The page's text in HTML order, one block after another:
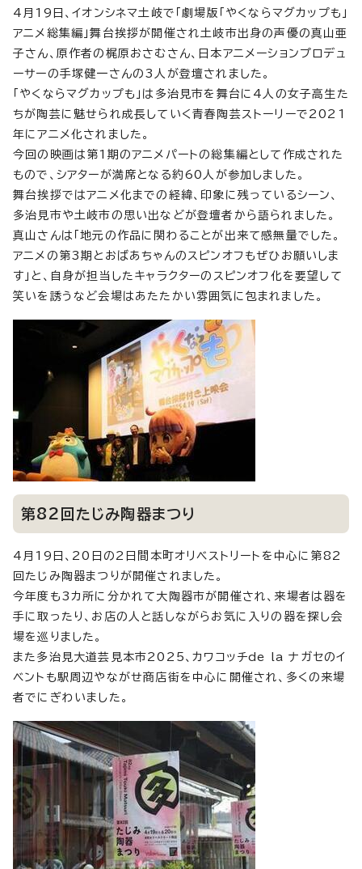
4月19日、イオンシネマ土岐で「劇場版「やくならマグカップも」
アニメ総集編」舞台挨拶が開催され土岐市出身の声優の真山亜
子さん、原作者の梶原おさむさん、日本アニメーションプロデュ
ーサーの手塚健一さんの3人が登壇されました。
「やくならマグカップも」は多治見市を舞台に4人の女子高生た
ちが陶芸に魅せられ成長していく青春陶芸ストーリーで2021
年にアニメ化されました。
今回の映画は第1期のアニメパートの総集編として作成された
もので、シアターが満席となる約60人が参加しました。
舞台挨拶ではアニメ化までの経緯、印象に残っているシーン、
多治見市や土岐市の思い出などが登壇者から語られました。
真山さんは「地元の作品に関わることが出来て感無量でした。
アニメの第3期とおばあちゃんのスピンオフもぜひお願いしま
す」と、自身が担当したキャラクターのスピンオフ化を要望して
笑いを誘うなど会場はあたたかい雰囲気に包まれました。
第82回たじみ陶器まつり
4月19日、20日の2日間本町オリベストリートを中心に第82
回たじみ陶器まつりが開催されました。
今年度も3カ所に分かれて大陶器市が開催され、来場者は器を
手に取ったり、お店の人と話しながらお気に入りの器を探し会
場を巡りました。
また多治見大道芸見本市2025、カワコッチde la ナガセのイ
ベントも駅周辺やながせ商店街を中心に開催され、多くの来場
者でにぎわいました。